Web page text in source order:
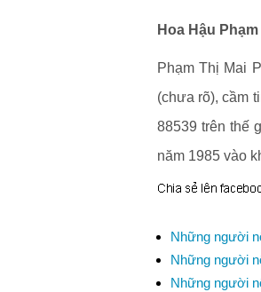
Hoa Hậu
Phạm Thị Mai
(chưa rõ), cầm
88539 trên thế
năm 1985 vào
Những người
Những người
Những người